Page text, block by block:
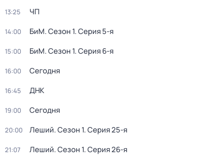
13:25 ЧП
14:00 БиМ. Сезон 1. Серия 5-я
15:00 БиМ. Сезон 1. Серия 6-я
16:00 Сегодня
16:45 ДНК
19:00 Сегодня
20:00 Леший. Сезон 1. Серия 25-я
21:07 Леший. Сезон 1. Серия 26-я